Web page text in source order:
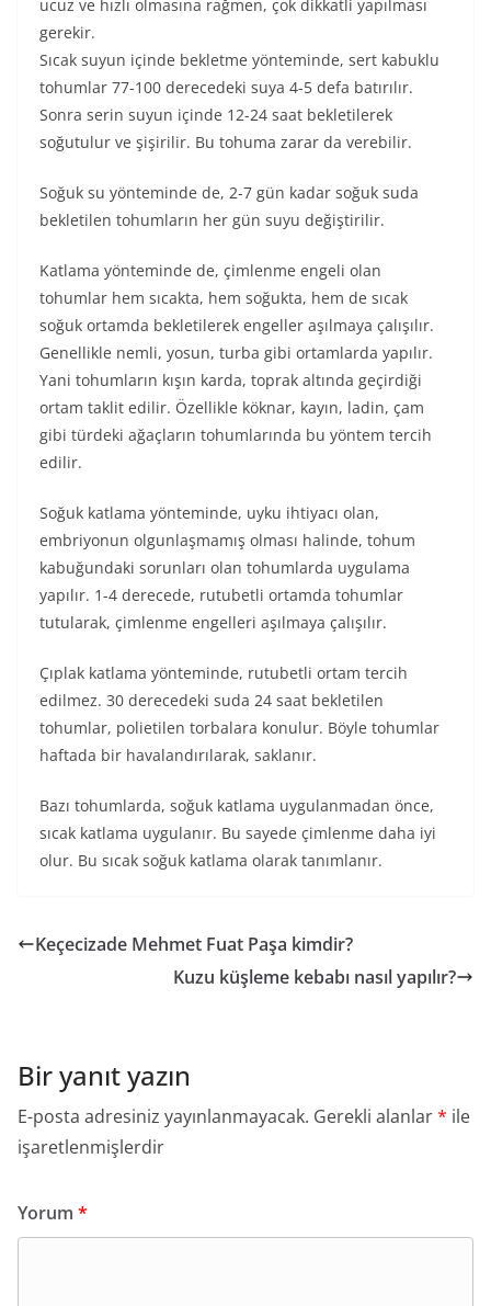
ucuz ve hızlı olmasına rağmen, çok dikkatli yapılması
gerekir.
Sıcak suyun içinde bekletme yönteminde, sert kabuklu
tohumlar 77-100 derecedeki suya 4-5 defa batırılır.
Sonra serin suyun içinde 12-24 saat bekletilerek
soğutulur ve şişirilir. Bu tohuma zarar da verebilir.
Soğuk su yönteminde de, 2-7 gün kadar soğuk suda
bekletilen tohumların her gün suyu değiştirilir.
Katlama yönteminde de, çimlenme engeli olan
tohumlar hem sıcakta, hem soğukta, hem de sıcak
soğuk ortamda bekletilerek engeller aşılmaya çalışılır.
Genellikle nemli, yosun, turba gibi ortamlarda yapılır.
Yani tohumların kışın karda, toprak altında geçirdiği
ortam taklit edilir. Özellikle köknar, kayın, ladin, çam
gibi türdeki ağaçların tohumlarında bu yöntem tercih
edilir.
Soğuk katlama yönteminde, uyku ihtiyacı olan,
embriyonun olgunlaşmamış olması halinde, tohum
kabuğundaki sorunları olan tohumlarda uygulama
yapılır. 1-4 derecede, rutubetli ortamda tohumlar
tutularak, çimlenme engelleri aşılmaya çalışılır.
Çıplak katlama yönteminde, rutubetli ortam tercih
edilmez. 30 derecedeki suda 24 saat bekletilen
tohumlar, polietilen torbalara konulur. Böyle tohumlar
haftada bir havalandırılarak, saklanır.
Bazı tohumlarda, soğuk katlama uygulanmadan önce,
sıcak katlama uygulanır. Bu sayede çimlenme daha iyi
olur. Bu sıcak soğuk katlama olarak tanımlanır.
Keçecizade Mehmet Fuat Paşa kimdir?
Kuzu küşleme kebabı nasıl yapılır?
Bir yanıt yazın
E-posta adresiniz yayınlanmayacak. Gerekli alanlar* ile
işaretlenmişlerdir
Yorum *